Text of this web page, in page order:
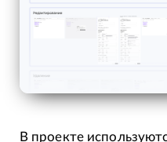
В проекте